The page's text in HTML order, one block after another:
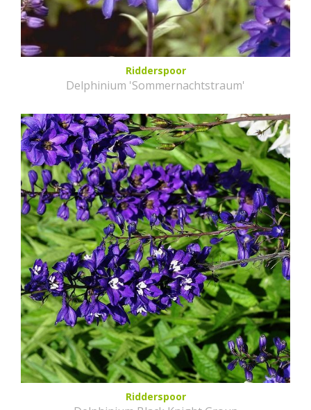
Ridderspoor
Delphinium 'Sommernachtstraum'
Ridderspoor